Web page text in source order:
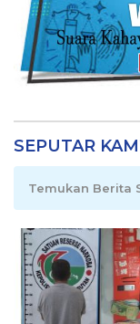
SEPUTAR
Temukan Berita